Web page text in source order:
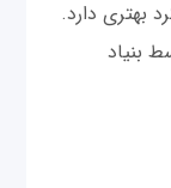
بهتری دارد.
بنیاد